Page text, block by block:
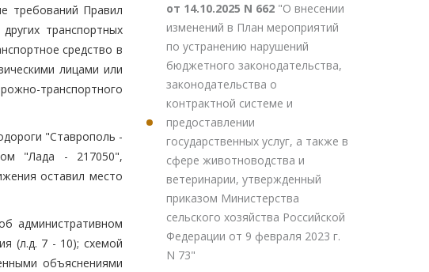
требований Правил
транспортных
средство в
лицами или
транспортного
"Ставрополь -
"Лада - 217050",
оставил место
административном
(л.д. 7 - 10); схемой
объяснениями
от 14.10.2025 N 662 "О внесении
изменений в План мероприятий
по устранению нарушений
бюджетного законодательства,
законодательства о
контрактной системе и
предоставлении
государственных услуг, а также в
сфере животноводства и
ветеринарии, утвержденный
приказом Министерства
сельского хозяйства Российской
Федерации от 9 февраля 2023 г.
N 73"